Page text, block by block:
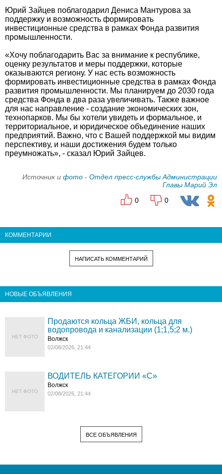
Юрий Зайцев поблагодарил Дениса Мантурова за
поддержку и возможность формировать
инвестиционные средства в рамках Фонда развития
промышленности.
«Хочу поблагодарить Вас за внимание к республике,
оценку результатов и меры поддержки, которые
оказываются региону. У нас есть возможность
формировать инвестиционные средства в рамках Фонда
развития промышленности. Мы планируем до 2030 года
средства Фонда в два раза увеличивать. Также важное
для нас направление - создание экономических зон,
технопарков. Мы бы хотели увидеть и формальное, и
территориальное, и юридическое объединение наших
предприятий. Важно, что с Вашей поддержкой мы видим
перспективу, и наши достижения будем только
преумножать», - сказал Юрий Зайцев.
Источник и фото - Отдел пресс-службы Администрации
Главы Марий Эл
0
0
КОММЕНТАРИИ
НАПИСАТЬ КОММЕНТАРИЙ
НОВЫЕ ОБЪЯВЛЕНИЯ
НЕТ ФОТО
Продаются кольца ЖБИ, кольца для
водопровода и канализации (1;1,5;2 м.)
Волжск
02/08/2026, 21:44
НЕТ ФОТО
ВОДИТЕЛЬ КАТЕГОРИИ «C»
Волжск
02/08/2026, 21:44
ВСЕ ОБЪЯВЛЕНИЯ